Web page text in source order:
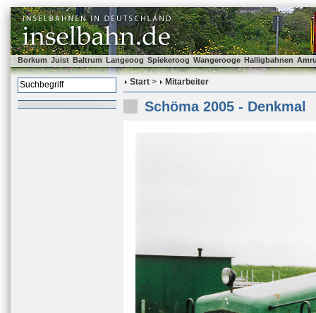
Borkum Juist Baltrum Langeoog Spiekeroog Wangerooge Halligbahnen
Start > Mitarbeiter
Schöma 2005 - Denkmal